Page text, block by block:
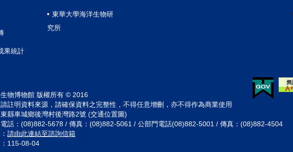
果統計
東華大學海洋生物研
究所
物博物館 版權所有 © 2016
註明資料來源，請確保資料之完整性，不得任意增刪，亦不得作為商業使用
縣車城鄉後灣村後灣路2號 (交通位置圖)
話：(08)882-5678 / 傳真：(08)882-5061 / 公部門電話(08)882-5001 / 傳真：(08)882-4504
請由此連結至諮詢信箱
115-08-04